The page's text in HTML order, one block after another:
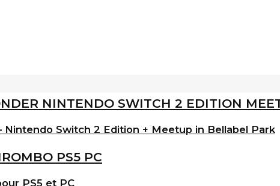
Switch 2 Edition + Meetup in Bellabel Park
PS5 et PC